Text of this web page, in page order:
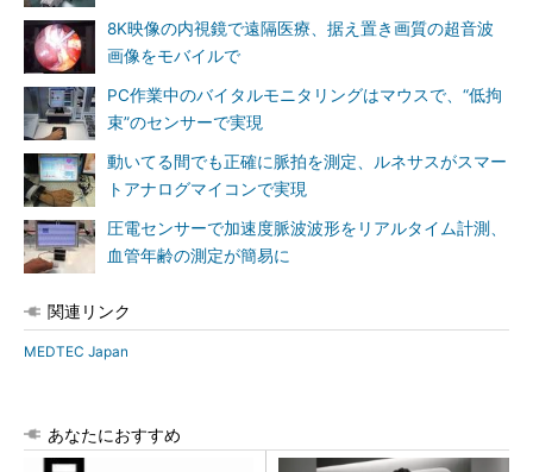
8K映像の内視鏡で遠隔医療、据え置き画質の超音波
画像をモバイルで
PC作業中のバイタルモニタリングはマウスで、“低拘
束”のセンサーで実現
動いてる間でも正確に脈拍を測定、ルネサスがスマー
トアナログマイコンで実現
圧電センサーで加速度脈波波形をリアルタイム計測、
血管年齢の測定が簡易に
関連リンク
MEDTEC Japan
あなたにおすすめ